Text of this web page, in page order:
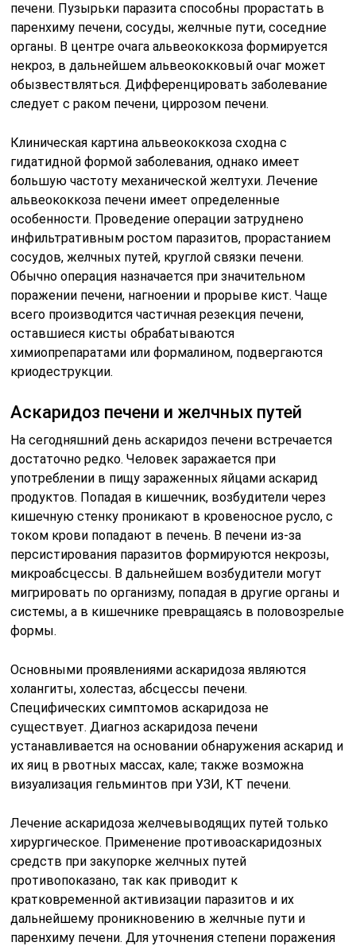
печени. Пузырьки паразита способны прорастать в
паренхиму печени, сосуды, желчные пути, соседние
органы. В центре очага альвеококкоза формируется
некроз, в дальнейшем альвеококковый очаг может
обызвествляться. Дифференцировать заболевание
следует с раком печени, циррозом печени.
Клиническая картина альвеококкоза сходна с
гидатидной формой заболевания, однако имеет
большую частоту механической желтухи. Лечение
альвеококкоза печени имеет определенные
особенности. Проведение операции затруднено
инфильтративным ростом паразитов, прорастанием
сосудов, желчных путей, круглой связки печени.
Обычно операция назначается при значительном
поражении печени, нагноении и прорыве кист. Чаще
всего производится частичная резекция печени,
оставшиеся кисты обрабатываются
химиопрепаратами или формалином, подвергаются
криодеструкции.
Аскаридоз печени и желчных путей
На сегодняшний день аскаридоз печени встречается
достаточно редко. Человек заражается при
употреблении в пищу зараженных яйцами аскарид
продуктов. Попадая в кишечник, возбудители через
кишечную стенку проникают в кровеносное русло, с
током крови попадают в печень. В печени из-за
персистирования паразитов формируются некрозы,
микроабсцессы. В дальнейшем возбудители могут
мигрировать по организму, попадая в другие органы и
системы, а в кишечнике превращаясь в половозрелые
формы.
Основными проявлениями аскаридоза являются
холангиты, холестаз, абсцессы печени.
Специфических симптомов аскаридоза не
существует. Диагноз аскаридоза печени
устанавливается на основании обнаружения аскарид и
их яиц в рвотных массах, кале; также возможна
визуализация гельминтов при УЗИ, КТ печени.
Лечение аскаридоза желчевыводящих путей только
хирургическое. Применение противоаскаридозных
средств при закупорке желчных путей
противопоказано, так как приводит к
кратковременной активизации паразитов и их
дальнейшему проникновению в желчные пути и
паренхиму печени. Для уточнения степени поражения